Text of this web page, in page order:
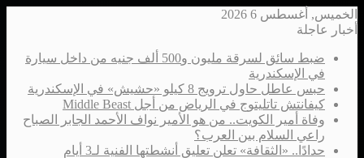
الخميس, أغسطس 6 2026
أخبار عاجلة
ضبط سائق لسرقة مليون و500 ألف جنيه من داخل سيارة
في الإسكندرية
حبس عاطل حاول ترويج 8 كيلو «حشيش» في الإسكندرية
كيفانتش تاتليتوج في الرياض من أجل Middle Beast
وفاة أمير الكويت.. من هو الأمير نواف الأحمد الجابر الصباح
راعي السلام بين العرب؟
حدادًا.. «الثقافة» تعلن تعليق أنشطتها الفنية لـ3 أيام